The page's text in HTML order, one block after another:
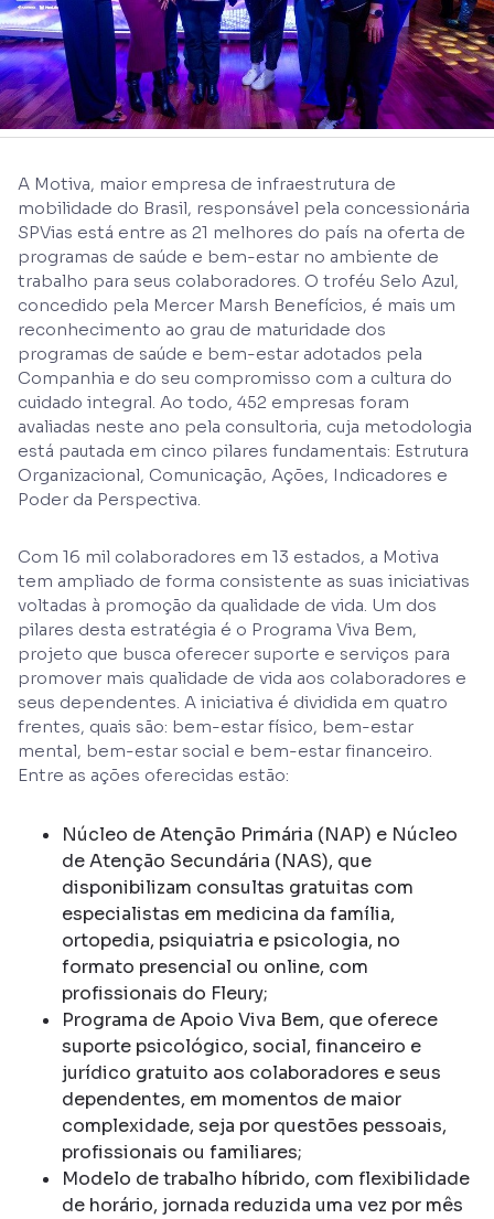
A Motiva, maior empresa de infraestrutura de
mobilidade do Brasil, responsável pela concessionária
SPVias está entre as 21 melhores do país na oferta de
programas de saúde e bem-estar no ambiente de
trabalho para seus colaboradores. O troféu Selo Azul,
concedido pela Mercer Marsh Benefícios, é mais um
reconhecimento ao grau de maturidade dos
programas de saúde e bem-estar adotados pela
Companhia e do seu compromisso com a cultura do
cuidado integral. Ao todo, 452 empresas foram
avaliadas neste ano pela consultoria, cuja metodologia
está pautada em cinco pilares fundamentais: Estrutura
Organizacional, Comunicação, Ações, Indicadores e
Poder da Perspectiva.
Com 16 mil colaboradores em 13 estados, a Motiva
tem ampliado de forma consistente as suas iniciativas
voltadas à promoção da qualidade de vida. Um dos
pilares desta estratégia é o Programa Viva Bem,
projeto que busca oferecer suporte e serviços para
promover mais qualidade de vida aos colaboradores e
seus dependentes. A iniciativa é dividida em quatro
frentes, quais são: bem-estar físico, bem-estar
mental, bem-estar social e bem-estar financeiro.
Entre as ações oferecidas estão:
Núcleo de Atenção Primária (NAP) e Núcleo
de Atenção Secundária (NAS), que
disponibilizam consultas gratuitas com
especialistas em medicina da família,
ortopedia, psiquiatria e psicologia, no
formato presencial ou online, com
profissionais do Fleury;
Programa de Apoio Viva Bem, que oferece
suporte psicológico, social, financeiro e
jurídico gratuito aos colaboradores e seus
dependentes, em momentos de maior
complexidade, seja por questões pessoais,
profissionais ou familiares;
Modelo de trabalho híbrido, com flexibilidade
de horário, jornada reduzida uma vez por mês